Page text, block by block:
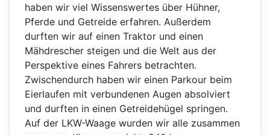
haben wir viel Wissenswertes über Hühner,
Pferde und Getreide erfahren. Außerdem
durften wir auf einen Traktor und einen
Mähdrescher steigen und die Welt aus der
Perspektive eines Fahrers betrachten.
Zwischendurch haben wir einen Parkour beim
Eierlaufen mit verbundenen Augen absolviert
und durften in einen Getreidehügel springen.
Auf der LKW-Waage wurden wir alle zusammen